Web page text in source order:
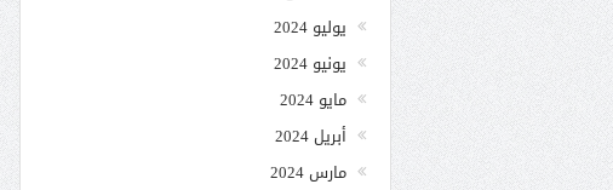
يوليو 2024
يونيو 2024
مايو 2024
أبريل 2024
مارس 2024